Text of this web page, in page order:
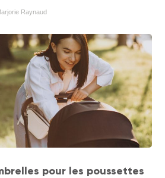
Raynaud
pour les poussettes